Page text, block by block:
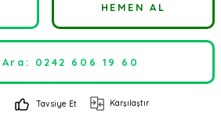
HEMEN AL
Ara: 0242 606 19 60
Tavsiye Et Karşılaştır